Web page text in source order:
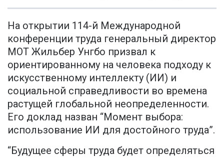
На открытии 114-й Международной
конференции труда генеральный директор
МОТ Жильбер Унгбо призвал к
ориентированному на человека подходу к
искусственному интеллекту (ИИ) и
социальной справедливости во времена
растущей глобальной неопределенности.
Его доклад назван “Момент выбора:
использование ИИ для достойного труда”.
“Будущее сферы труда будет определяться